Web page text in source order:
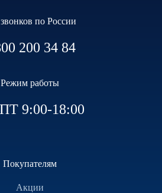
по России
200 34 84
Режим работы
9:00-18:00
Покупателям
Акции